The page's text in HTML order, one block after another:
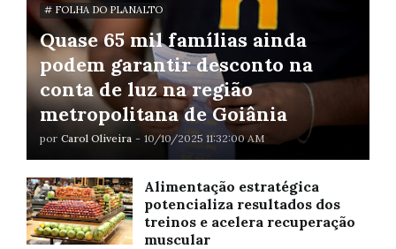
# FOLHA DO PLANALTO
Quase 65 mil famílias ainda
podem garantir desconto na
conta de luz na região
metropolitana de Goiânia
por Carol Oliveira - 10/10/2025 11:32:00 AM
Alimentação estratégica
potencializa resultados dos
treinos e acelera recuperação
muscular